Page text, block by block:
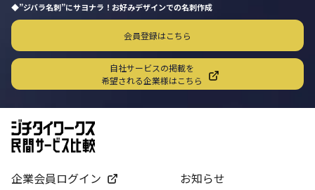
”ジバラ名刺”にサヨナラ！お好みデザインでの名刺作成
会員登録はこちら
自社サービスの掲載を
希望される企業様はこちら
企業会員ログイン お知らせ